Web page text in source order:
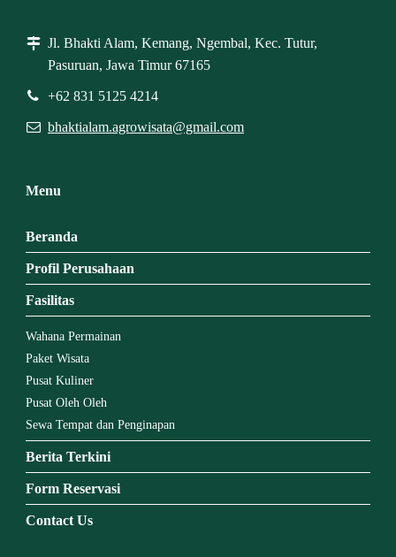
Jl. Bhakti Alam, Kemang, Ngembal, Kec. Tutur,
Pasuruan, Jawa Timur 67165
+62 831 5125 4214
bhaktialam.agrowisata@gmail.com
Menu
Beranda
Profil Perusahaan
Fasilitas
Wahana Permainan
Paket Wisata
Pusat Kuliner
Pusat Oleh Oleh
Sewa Tempat dan Penginapan
Berita Terkini
Form Reservasi
Contact Us